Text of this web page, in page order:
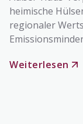
heimische
regionaler
Weiterlesen